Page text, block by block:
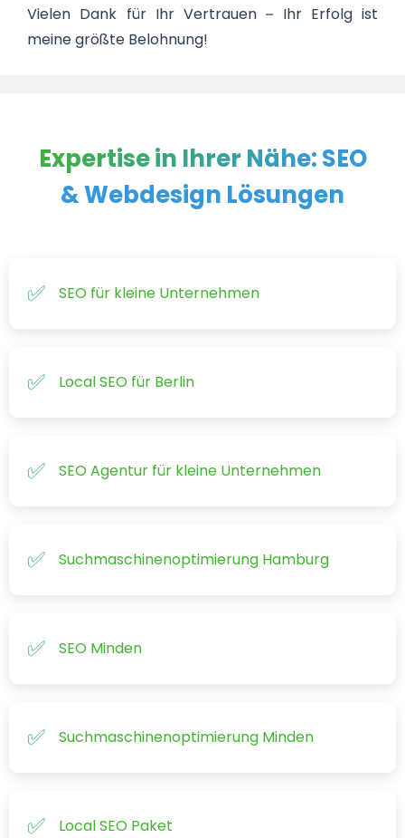
Vielen Dank für Ihr Vertrauen – Ihr Erfolg ist
meine größte Belohnung!
Expertise in Ihrer Nähe:SEO
& Webdesign Lösungen
SEO für kleine Unternehmen
Local SEO für Berlin
SEO Agentur für kleine Unternehmen
Suchmaschinenoptimierung Hamburg
SEO Minden
Suchmaschinenoptimierung Minden
Local SEO Paket